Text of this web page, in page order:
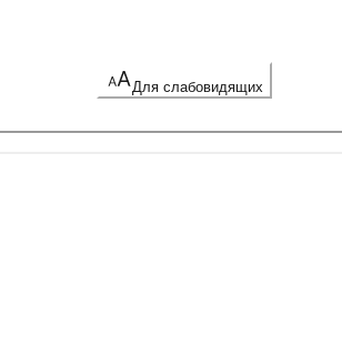
Для слабовидящих